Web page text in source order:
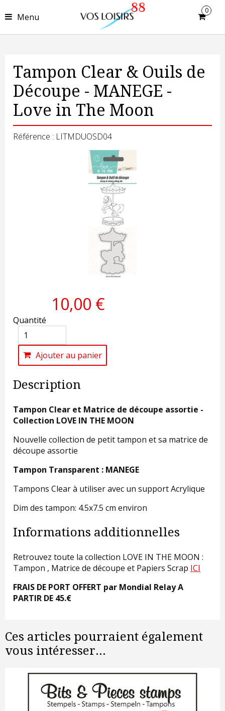
Menu
0
Tampon Clear & Ouils de
Découpe - MANEGE -
Love in The Moon
Référence : LITMDUOSD04
10,00 €
Quantité
Ajouter au panier
Description
Tampon Clear et Matrice de découpe assortie -
Collection LOVE IN THE MOON
Nouvelle collection de petit tampon et sa matrice de
découpe assortie
Tampon Transparent : MANEGE
Tampons Clear à utiliser avec un support Acrylique
Dim des tampon: 4.5x7.5 cm environ
Informations additionnelles
Retrouvez toute la collection LOVE IN THE MOON :
Tampon , Matrice de découpe et Papiers Scrap ICI
FRAIS DE PORT OFFERT par Mondial Relay A
PARTIR DE 45.€
Ces articles pourraient également
vous intéresser...